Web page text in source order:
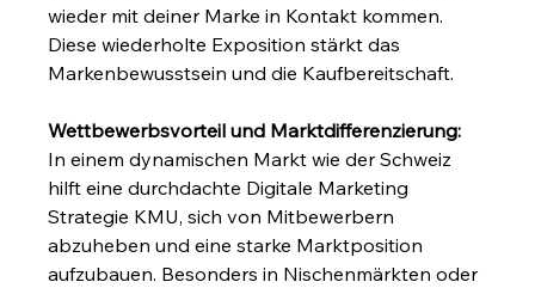
wieder mit deiner Marke in Kontakt kommen.
Diese wiederholte Exposition stärkt das
Markenbewusstsein und die Kaufbereitschaft.
Wettbewerbsvorteil und Marktdifferenzierung:
In einem dynamischen Markt wie der Schweiz
hilft eine durchdachte Digitale Marketing
Strategie KMU, sich von Mitbewerbern
abzuheben und eine starke Marktposition
aufzubauen. Besonders in Nischenmärkten oder